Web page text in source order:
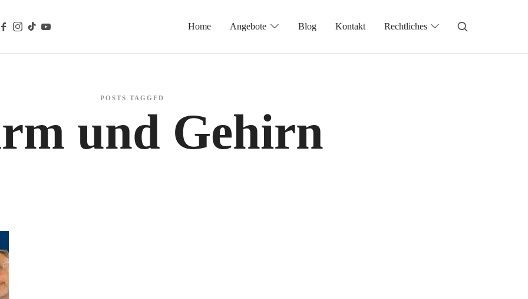
Home Angebote Blog Kontakt Rechtliches
POSTS TAGGED
und Gehirn